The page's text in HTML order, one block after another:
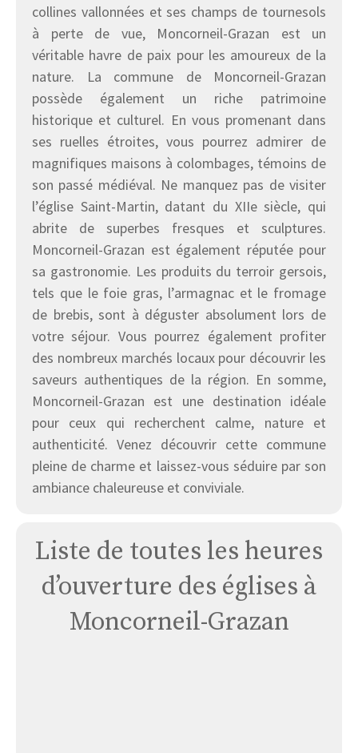
collines vallonnées et ses champs de tournesols
à perte de vue, Moncorneil-Grazan est un
véritable havre de paix pour les amoureux de la
nature. La commune de Moncorneil-Grazan
possède également un riche patrimoine
historique et culturel. En vous promenant dans
ses ruelles étroites, vous pourrez admirer de
magnifiques maisons à colombages, témoins de
son passé médiéval. Ne manquez pas de visiter
l’église Saint-Martin, datant du XIIe siècle, qui
abrite de superbes fresques et sculptures.
Moncorneil-Grazan est également réputée pour
sa gastronomie. Les produits du terroir gersois,
tels que le foie gras, l’armagnac et le fromage
de brebis, sont à déguster absolument lors de
votre séjour. Vous pourrez également profiter
des nombreux marchés locaux pour découvrir les
saveurs authentiques de la région. En somme,
Moncorneil-Grazan est une destination idéale
pour ceux qui recherchent calme, nature et
authenticité. Venez découvrir cette commune
pleine de charme et laissez-vous séduire par son
ambiance chaleureuse et conviviale.
Liste de toutes les heures
d’ouverture des églises à
Moncorneil-Grazan